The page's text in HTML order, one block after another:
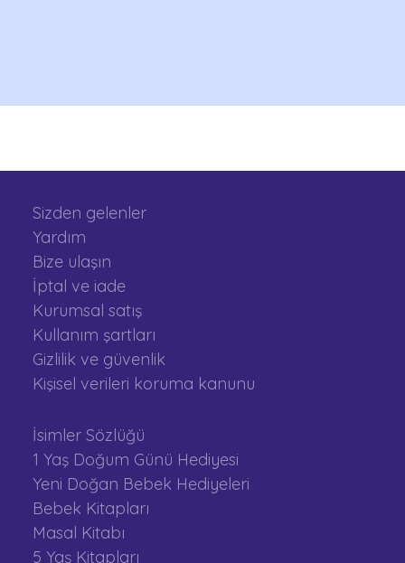
Sizden gelenler
Yardım
Bize ulaşın
İptal ve iade
Kurumsal satış
Kullanım şartları
Gizlilik ve güvenlik
Kişisel verileri koruma kanunu
İsimler Sözlüğü
1 Yaş Doğum Günü Hediyesi
Yeni Doğan Bebek Hediyeleri
Bebek Kitapları
Masal Kitabı
5 Yaş Kitapları